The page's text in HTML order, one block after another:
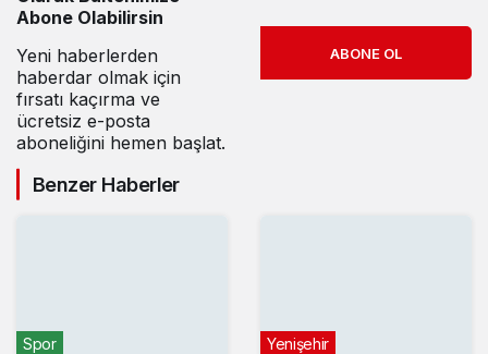
Abone Olabilirsin
Yeni haberlerden
haberdar olmak için
fırsatı kaçırma ve
ücretsiz e-posta
aboneliğini hemen başlat.
ABONE OL
Benzer Haberler
Spor Yenişehir